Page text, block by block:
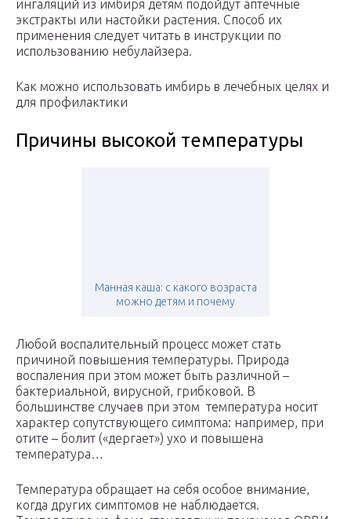
ингаляций из имбиря детям подойдут аптечные
экстракты или настойки растения. Способ их
применения следует читать в инструкции по
использованию небулайзера.
Как можно использовать имбирь в лечебных целях и
для профилактики
Причины высокой температуры
Манная каша: с какого возраста
можно детям и почему
Любой воспалительный процесс может стать
причиной повышения температуры. Природа
воспаления при этом может быть различной –
бактериальной, вирусной, грибковой. В
большинстве случаев при этом температура носит
характер сопутствующего симптома: например, при
отите – болит («дергает») ухо и повышена
температура…
Температура обращает на себя особое внимание,
когда других симптомов не наблюдается.